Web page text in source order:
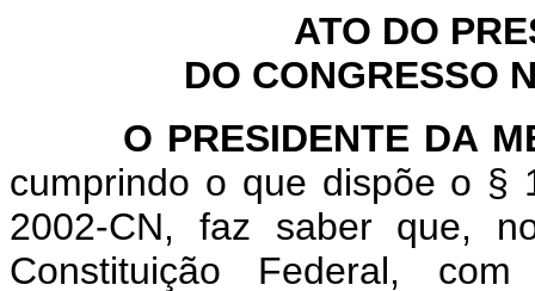
ATO DO
DO CONGRESSO
O PRESIDENTE DA
cumprindo o que dispõe o §
2002-CN, faz saber que,
Constituição Federal,